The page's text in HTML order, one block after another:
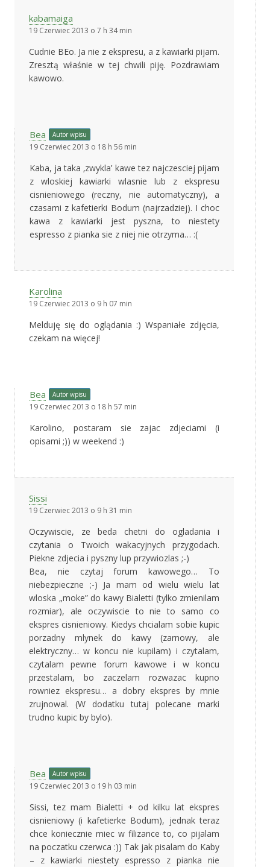
kabamaiga
19 Czerwiec 2013 o 7 h 34 min
Cudnie BEo. Ja nie z ekspresu, a z kawiarki pijam.
Zresztą właśnie w tej chwili piję. Pozdrawiam
kawowo.
Bea Autor wpisu
19 Czerwiec 2013 o 18 h 56 min
Kaba, ja taka ‚zwykla’ kawe tez najczesciej pijam
z wloskiej kawiarki wlasnie lub z ekspresu
cisnieniowego (reczny, nie automatyczny), a
czasami z kafetierki Bodum (najrzadziej). I choc
kawa z kawiarki jest pyszna, to niestety
espresso z pianka sie z niej nie otrzyma… :(
Karolina
19 Czerwiec 2013 o 9 h 07 min
Melduję się do oglądania :) Wspaniałe zdjęcia,
czekam na więcej!
Bea Autor wpisu
19 Czerwiec 2013 o 18 h 57 min
Karolino, postaram sie zajac zdjeciami (i
opisami ;)) w weekend :)
Sissi
19 Czerwiec 2013 o 9 h 31 min
Oczywiscie, ze beda chetni do ogladania i
czytania o Twoich wakacyjnych przygodach.
Piekne zdjecia i pyszny lup przywiozlas ;-)
Bea, nie czytaj forum kawowego… To
niebezpieczne ;-) Ja mam od wielu wielu lat
wloska „moke” do kawy Bialetti (tylko zmienilam
rozmiar), ale oczywiscie to nie to samo co
ekspres cisnieniowy. Kiedys chcialam sobie kupic
porzadny mlynek do kawy (zarnowy, ale
elektryczny… w koncu nie kupilam) i czytalam,
czytalam pewne forum kawowe i w koncu
przestalam, bo zaczelam rozwazac kupno
rowniez ekspresu… a dobry ekspres by mnie
zrujnowal. (W dodatku tutaj polecane marki
trudno kupic by bylo).
Bea Autor wpisu
19 Czerwiec 2013 o 19 h 03 min
Sissi, tez mam Bialetti + od kilku lat ekspres
cisnieniowy (i kafetierke Bodum), jednak teraz
chce koniecznie miec w filizance to, co pijalam
na poczatku czerwca :)) Tak jak pisalam do Kaby
– z kawiarki niestety espresso z pianka nie